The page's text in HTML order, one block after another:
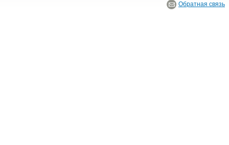
Обратная связь